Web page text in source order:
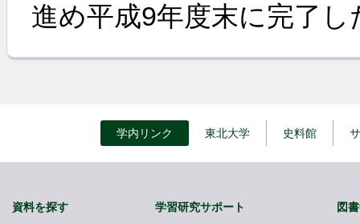
進め平成9年度末に完了し
学内リンク 東北大学 史料館
資料を探す 学習研究サポート 図